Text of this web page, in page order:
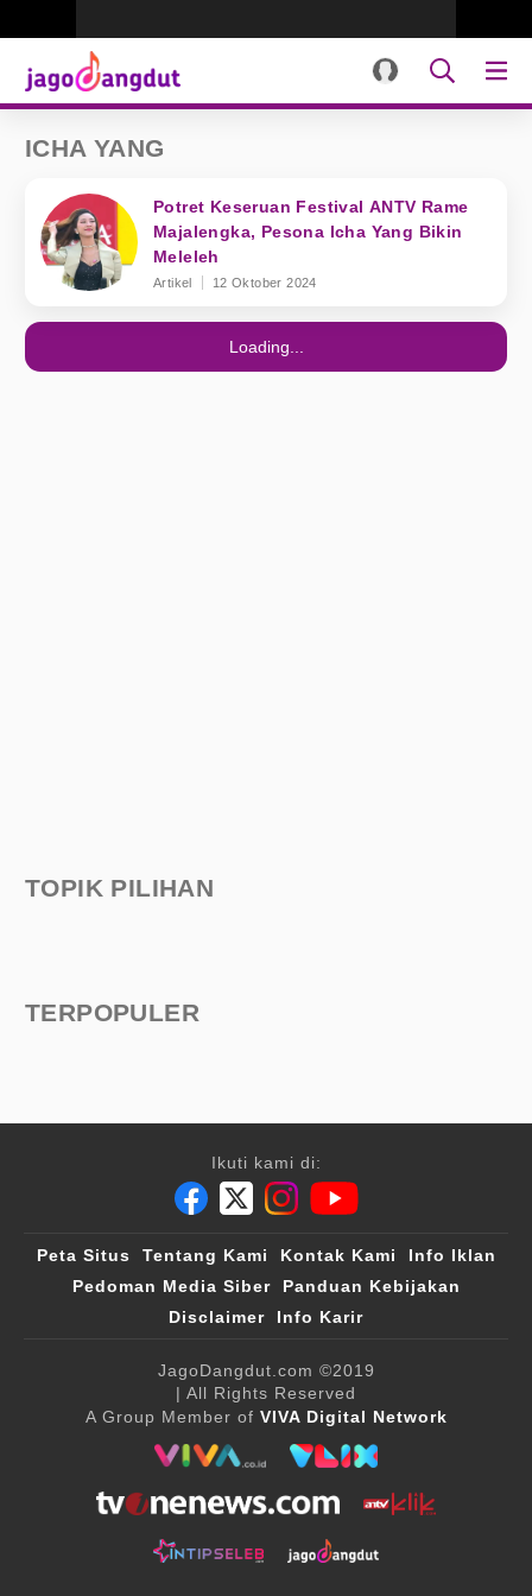
ICHA YANG
Potret Keseruan Festival ANTV Rame
Majalengka, Pesona Icha Yang Bikin
Meleleh
Artikel 12 Oktober 2024
Loading...
TOPIK PILIHAN
TERPOPULER
Ikuti kami di:
Peta Situs Tentang Kami Kontak Kami
Info Iklan
Pedoman Media Siber
Panduan Kebijakan
Disclaimer
Info Karir
JagoDangdut.com ©2019
| All Rights Reserved
A Group Member of VIVA Digital Network